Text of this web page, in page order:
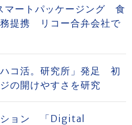
マートパッケージング 食
提携 リコー合弁会社で
コ活。研究所」発足 初
の開けやすさを研究
ション 「Digital